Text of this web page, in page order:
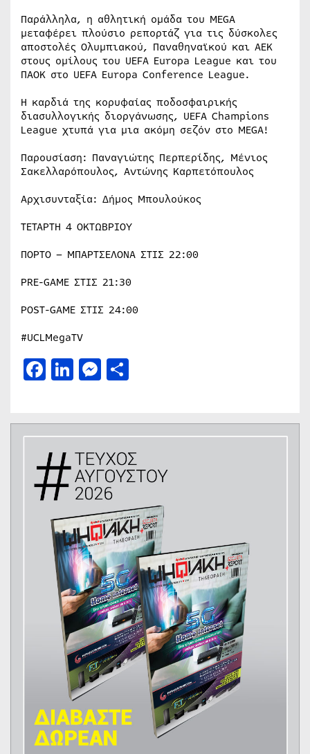
Παράλληλα, η αθλητική ομάδα του MEGA
μεταφέρει πλούσιο ρεπορτάζ για τις δύσκολες
αποστολές Ολυμπιακού, Παναθηναϊκού και ΑΕΚ
στους ομίλους του UEFA Europa League και του
ΠΑΟΚ στο UEFA Europa Conference League.
Η καρδιά της κορυφαίας ποδοσφαιρικής
διασυλλογικής διοργάνωσης, UEFA Champions
League χτυπά για μια ακόμη σεζόν στο MEGA!
Παρουσίαση: Παναγιώτης Περπερίδης, Μένιος
Σακελλαρόπουλος, Αντώνης Καρπετόπουλος
Αρχισυνταξία: Δήμος Μπουλούκος
ΤΕΤΑΡΤΗ 4 ΟΚΤΩΒΡΙΟΥ
ΠΟΡΤΟ – ΜΠΑΡΤΣΕΛΟΝΑ ΣΤΙΣ 22:00
PRE-GAME ΣΤΙΣ 21:30
POST-GAME ΣΤΙΣ 24:00
#UCLMegaTV
Facebook
LinkedIn
Messenger